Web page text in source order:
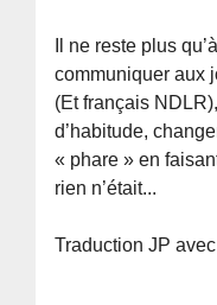
Il ne reste plus
communiquer aux
(Et français
d’habitude,
« phare » en
rien n’était...
Traduction JP